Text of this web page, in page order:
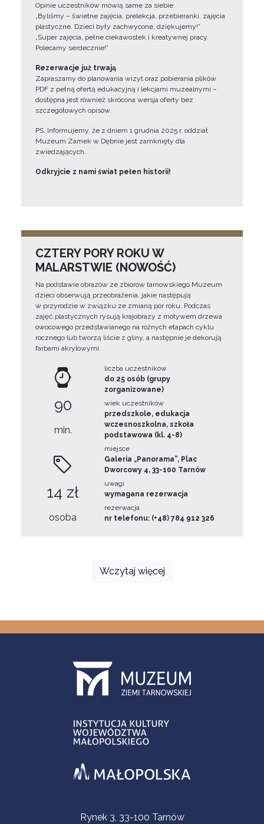
Opinie uczestników mówią same za siebie:
„Byliśmy – świetne zajęcia, prelekcja, przebieranki, zajęcia
plastyczne. Dzieci były zachwycone, dziękujemy!”
„Super zajęcia, pełne ciekawostek i kreatywnej pracy.
Polecamy serdecznie!”
Rezerwacje już trwają
Zapraszamy do planowania wizyt oraz pobierania plików
PDF z pełną ofertą edukacyjną i lekcjami muzealnymi –
dostępna jest również skrócona wersja oferty bez
szczegółowych opisów.
PS. Informujemy, że z dniem 1 grudnia 2025 r. oddział
Muzeum Zamek w Dębnie jest zamknięty dla
zwiedzających.
Odkryjcie z nami świat pełen historii!
CZTERY PORY ROKU W
MALARSTWIE (NOWOŚĆ)
Na podstawie obrazów ze zbiorów tarnowskiego Muzeum
dzieci obserwują przeobrażenia, jakie następują
w przyrodzie w związku ze zmianą pór roku. Podczas
zajęć plastycznych rysują krajobrazy z motywem drzewa
owocowego przedstawianego na różnych etapach cyklu
rocznego lub tworzą liście z gliny, a następnie je dekorują
farbami akrylowymi.
90
min.
14 zł
osoba
liczba uczestników
do 25 osób (grupy
zorganizowane)
wiek uczestników
przedszkole, edukacja
wczesnoszkolna, szkoła
podstawowa (kl. 4-8)
miejsce
Galeria „Panorama”, Plac
Dworcowy 4, 33-100 Tarnów
uwagi
wymagana rezerwacja
rezerwacja
nr telefonu: (+48) 784 912 326
Wczytaj więcej
Informacje kontaktoweRynek 3, 33-100 Tarnów